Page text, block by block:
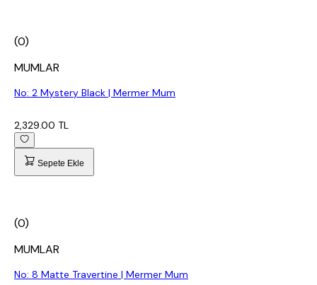
(0)
MUMLAR
No: 2 Mystery Black | Mermer Mum
2,329.00 TL
Sepete Ekle
(0)
MUMLAR
No: 8 Matte Travertine | Mermer Mum